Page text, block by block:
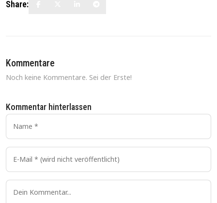
Share:
Kommentare
Noch keine Kommentare. Sei der Erste!
Kommentar hinterlassen